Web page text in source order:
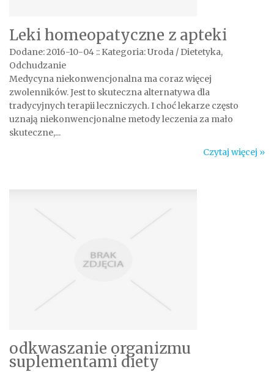
Leki homeopatyczne z apteki
Dodane: 2016-10-04 :: Kategoria: Uroda / Dietetyka,
Odchudzanie
Medycyna niekonwencjonalna ma coraz więcej
zwolenników. Jest to skuteczna alternatywa dla
tradycyjnych terapii leczniczych. I choć lekarze często
uznają niekonwencjonalne metody leczenia za mało
skuteczne,...
Czytaj więcej »
odkwaszanie organizmu
suplementami diety